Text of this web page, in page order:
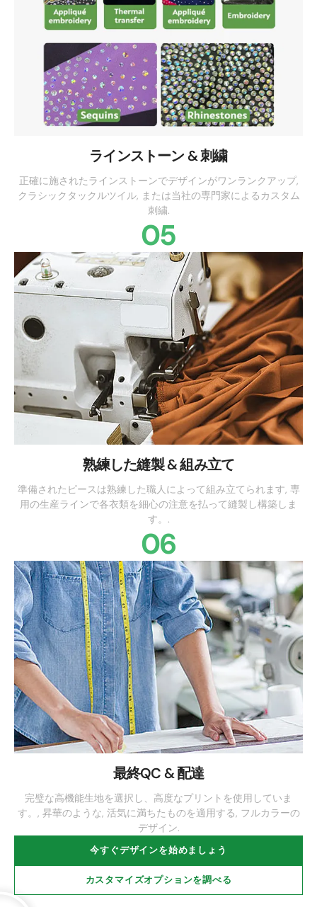
ラインストーン & 刺繍
正確に施されたラインストーンでデザインがワンランクアップ,
クラシックタックルツイル, または当社の専門家によるカスタム
刺繍.
05
熟練した縫製 & 組み立て
準備されたピースは熟練した職人によって組み立てられます, 専
用の生産ラインで各衣類を細心の注意を払って縫製し構築しま
す。.
06
最終QC & 配達
完璧な高機能生地を選択し、高度なプリントを使用していま
す。, 昇華のような, 活気に満ちたものを適用する, フルカラーの
デザイン.
今すぐデザインを始めましょう
カスタマイズオプションを調べる